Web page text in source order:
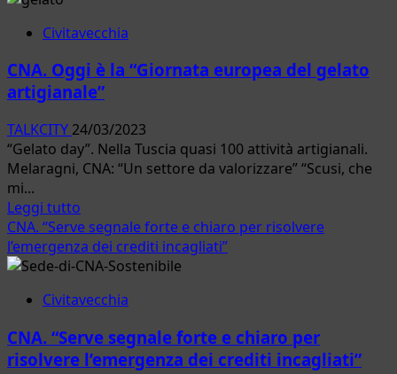
CNA:
la
Tariffa
prezzi
2023
per
opere
pubbliche
edili
e
impiantistiche
del
Lazio
Civitavecchia
CNA. Oggi è la “Giornata europea del gelato
artigianale”
TALKCITY 24/03/2023
“Gelato day”. Nella Tuscia quasi 100 attività artigianali.
Melaragni, CNA: “Un settore da valorizzare” “Scusi, che
mi...
Leggi tutto
di
più
su
Oggi
la
“Giornata
CNA. “Serve segnale forte e chiaro per risolvere
l’emergenza dei crediti incagliati”
Civitavecchia
CNA. “Serve segnale forte e chiaro per
risolvere l’emergenza dei crediti incagliati”